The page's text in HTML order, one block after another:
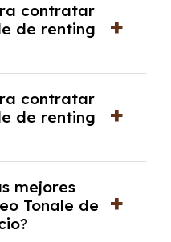
de solvencia
contratar
de renting
y, en algunos
de la empresa
contratar
de renting
ingresos y, en
fiscal y un pago
mejores
Tonale de